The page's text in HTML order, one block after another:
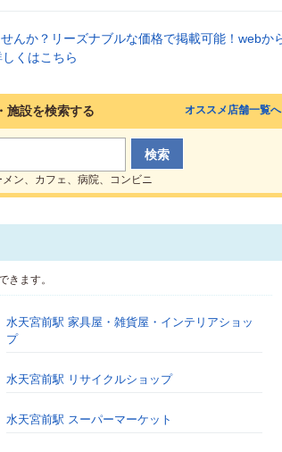
施設を検索する
ン、カフェ、病院、コンビニ
オススメ店舗一覧へ
きます。
水天宮前駅 家具屋・雑貨屋・インテリアショッ
プ
水天宮前駅 リサイクルショップ
水天宮前駅 スーパーマーケット